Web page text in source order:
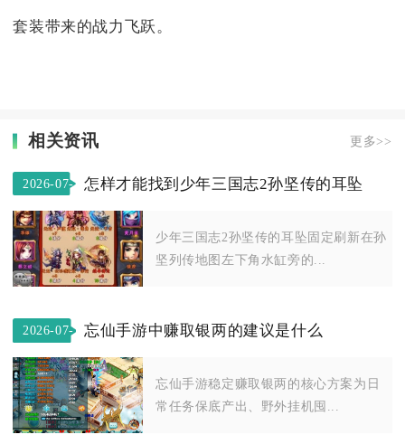
套装带来的战力飞跃。
相关资讯 更多>>
2026-07-
怎样才能找到少年三国志2孙坚传的耳坠
少年三国志2孙坚传的耳坠固定刷新在孙
坚列传地图左下角水缸旁的...
2026-07-
09
忘仙手游中赚取银两的建议是什么
忘仙手游稳定赚取银两的核心方案为日
常任务保底产出、野外挂机囤...